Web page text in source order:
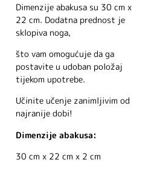
Dimenzije abakusa su 30 cm x
22 cm. Dodatna prednost je
sklopiva noga,
što vam omogućuje da ga
postavite u udoban položaj
tijekom upotrebe.
Učinite učenje zanimljivim od
najranije dobi!
Dimenzije abakusa:
30 cm x 22 cm x 2 cm